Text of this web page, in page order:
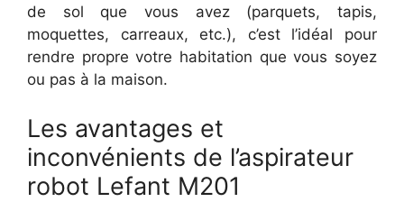
de sol que vous avez (parquets, tapis,
moquettes, carreaux, etc.), c’est l’idéal pour
rendre propre votre habitation que vous soyez
ou pas à la maison.
Les avantages et
inconvénients de l’aspirateur
robot Lefant M201